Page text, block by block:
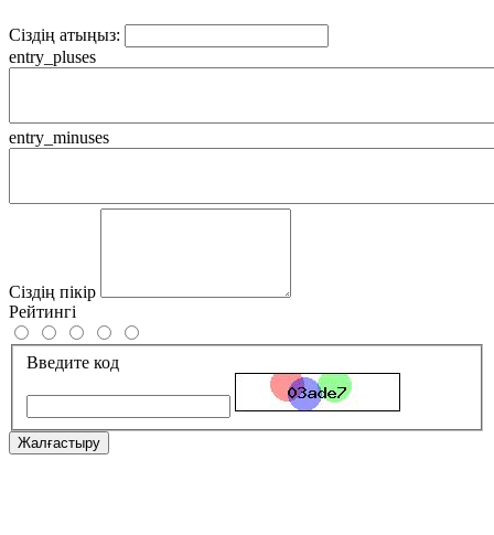
Сіздің атыңыз:
entry_pluses
entry_minuses
Сіздің пікір
Рейтингі
Введите код
Жалғастыру